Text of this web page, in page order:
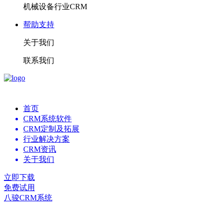
机械设备行业CRM
帮助支持
关于我们
联系我们
首页
CRM系统软件
CRM定制及拓展
行业解决方案
CRM资讯
关于我们
立即下载
免费试用
八骏CRM系统